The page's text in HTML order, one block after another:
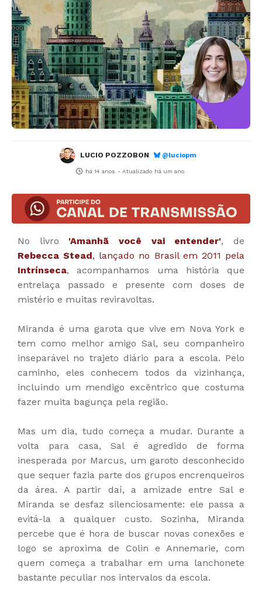
LUCIO POZZOBON @luciopm
há 14 anos - Atualizado há um ano
No livro 'Amanhã você vai entender', de
Rebecca Stead, lançado no Brasil em 2011 pela
Intrínseca, acompanhamos uma história que
entrelaça passado e presente com doses de
mistério e muitas reviravoltas.
Miranda é uma garota que vive em Nova York e
tem como melhor amigo Sal, seu companheiro
inseparável no trajeto diário para a escola. Pelo
caminho, eles conhecem todos da vizinhança,
incluindo um mendigo excêntrico que costuma
fazer muita bagunça pela região.
Mas um dia, tudo começa a mudar. Durante a
volta para casa, Sal é agredido de forma
inesperada por Marcus, um garoto desconhecido
que sequer fazia parte dos grupos encrenqueiros
da área. A partir daí, a amizade entre Sal e
Miranda se desfaz silenciosamente: ele passa a
evitá-la a qualquer custo. Sozinha, Miranda
percebe que é hora de buscar novas conexões e
logo se aproxima de Colin e Annemarie, com
quem começa a trabalhar em uma lanchonete
bastante peculiar nos intervalos da escola.